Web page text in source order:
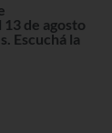
de agosto
Escuchá la